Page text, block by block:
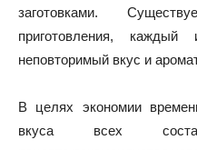
заготовками.
приготовления,
неповторимый вкус и
В целях экономии
вкуса всех